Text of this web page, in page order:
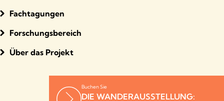
Fachtagungen
Forschungsbereich
Über das Projekt
Buchen Sie
DIE WANDERAUSSTELLUNG: